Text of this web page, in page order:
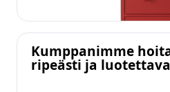
Kumppanimme
ripeästi ja